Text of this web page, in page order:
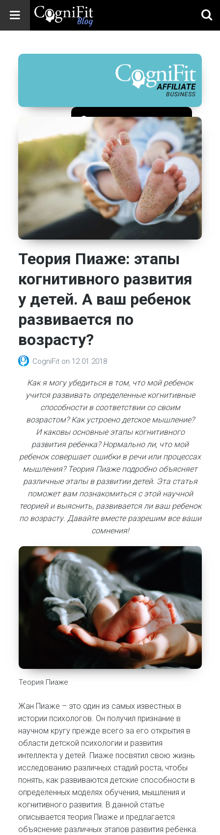
Blog: Brain
Wellness
Зарегистрироваться
Теория Пиаже: этапы
когнитивного развития
у детей. А ваш ребенок
развивается по
возрасту?
CogniFit on 12.01.2018
Как я могу убедиться в том, что мой ребенок
учится развивать определенные когнитивные
способности в соответствии со своим
возрастом? Как устроено детское мышление?
И каковы основные этапы когнитивного
развития ребенка? Нормально ли, что мой
ребенок совершает ошибки в речи или процессах
мышления? Теория Пиаже подробно объясняет
различные этапы в развитии детей. Эта статья
поможет вам познакомиться с этой научной
теорией и выяснить, развивается ли ваш ребенок
по возрасту. Давайте вместе разрешим все ваши
сомнения!
Теория Пиаже
Жан Пиаже – это один из самых известных в
истории психологов. Он получил признание в
научном кругу прежде всего за его открытия в
области детской психологии и развития
интеллекта у детей. Пиаже посвятил свою жизнь
исследованию различных стадий роста, чтобы
понять, как развиваются детские способности в
определенных моделях обучения, мышления и
когнитивного развития. В данной статье
описывается теория Пиаже и предлагается
объяснение различных этапов развития ребенка.